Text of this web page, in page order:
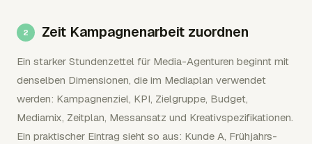
Zeit Kampagnenarbeit zuordnen
Ein starker Stundenzettel für Media-Agenturen beginnt mit
denselben Dimensionen, die im Mediaplan verwendet
werden: Kampagnenziel, KPI, Zielgruppe, Budget,
Mediamix, Zeitplan, Messansatz und Kreativspezifikationen.
Ein praktischer Eintrag sieht so aus: Kunde A, Frühjahrs-